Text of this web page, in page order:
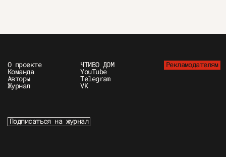
О проекте
Команда
Авторы
Журнал
Подписаться на журнал
ЧТИВО ДОМ
YouTube
Telegram
VK
Рекламодателям